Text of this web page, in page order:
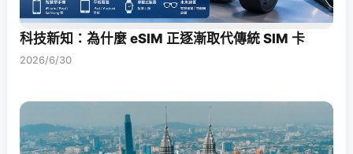
科技新知：為什麼 eSIM 正逐漸取代傳統 SIM 卡
2026/6/30